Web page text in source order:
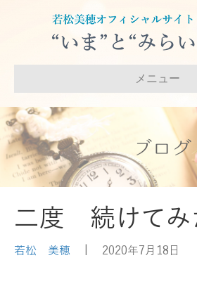
メニュー
ブログ
二度 続けてみ
若松 美穂 2020年7月18日